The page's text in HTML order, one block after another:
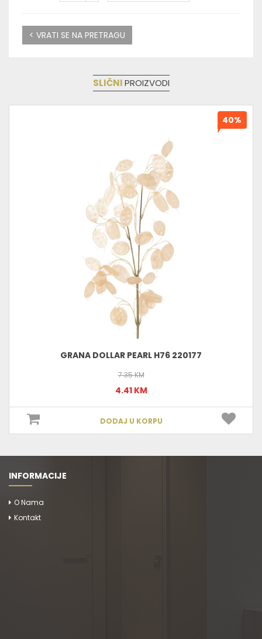
< VRATI SE NA PRETRAGU
SLIČNIPROIZVODI
GRANA DOLLAR PEARL H76 220177
7.35 KM
4.41 KM
DODAJ U KORPU
40%
INFORMACIJE
O Nama
Kontakt